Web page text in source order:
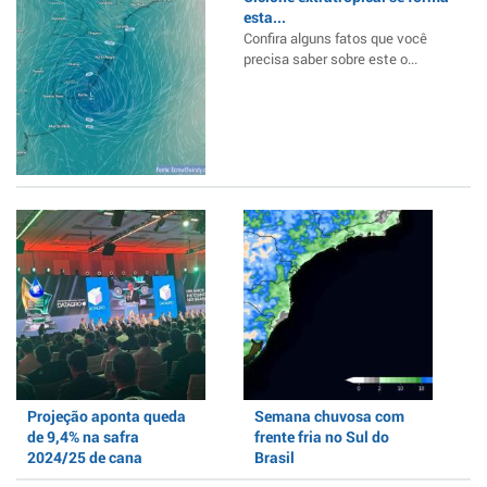
esta...
Confira alguns fatos que você
precisa saber sobre este o...
Projeção aponta queda
de 9,4% na safra
2024/25 de cana
Semana chuvosa com
frente fria no Sul do
Brasil